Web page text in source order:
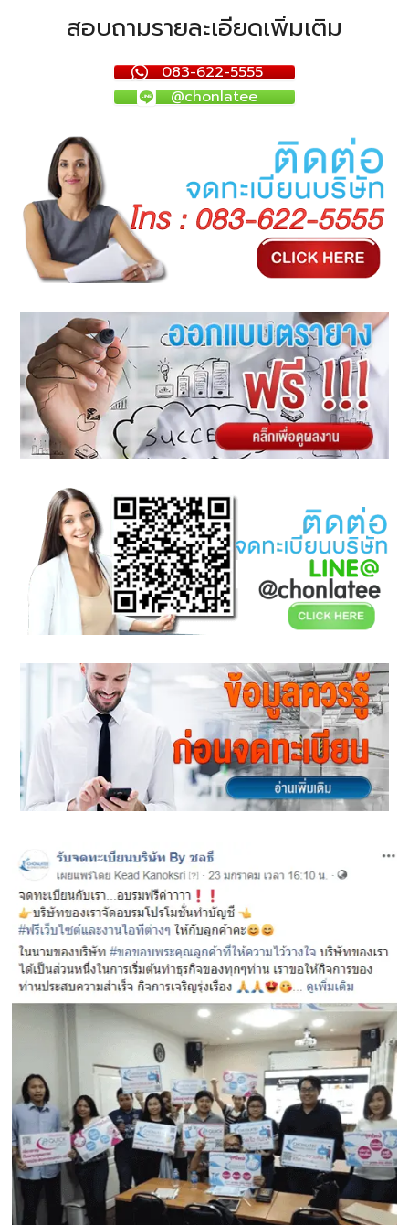
สอบถามรายละเอียดเพิ่มเติม
083-622-5555
@chonlatee